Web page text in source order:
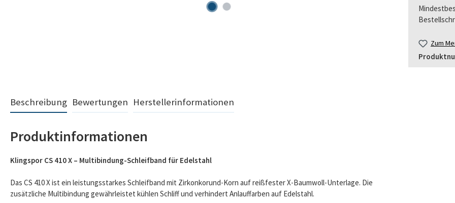
Zum
Beschreibung Bewertungen Herstellerinformationen
Produktinformationen
Klingspor CS 410 X – Multibindung-Schleifband für Edelstahl
Das CS 410 X ist ein leistungsstarkes Schleifband mit Zirkonkorund-Korn auf reißfester X-Baumwoll-Unterlage. Die
zusätzliche Multibindung gewährleistet kühlen Schliff und verhindert Anlauffarben auf Edelstahl.